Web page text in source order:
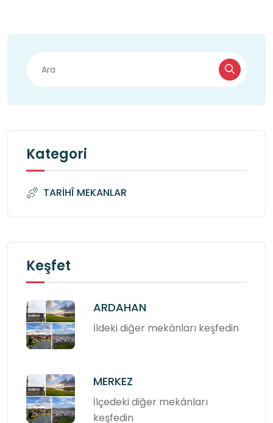
Kategori
TARİHÎ MEKANLAR
Keşfet
ARDAHAN
İldeki diğer mekânları keşfedin
MERKEZ
İlçedeki diğer mekânları
keşfedin